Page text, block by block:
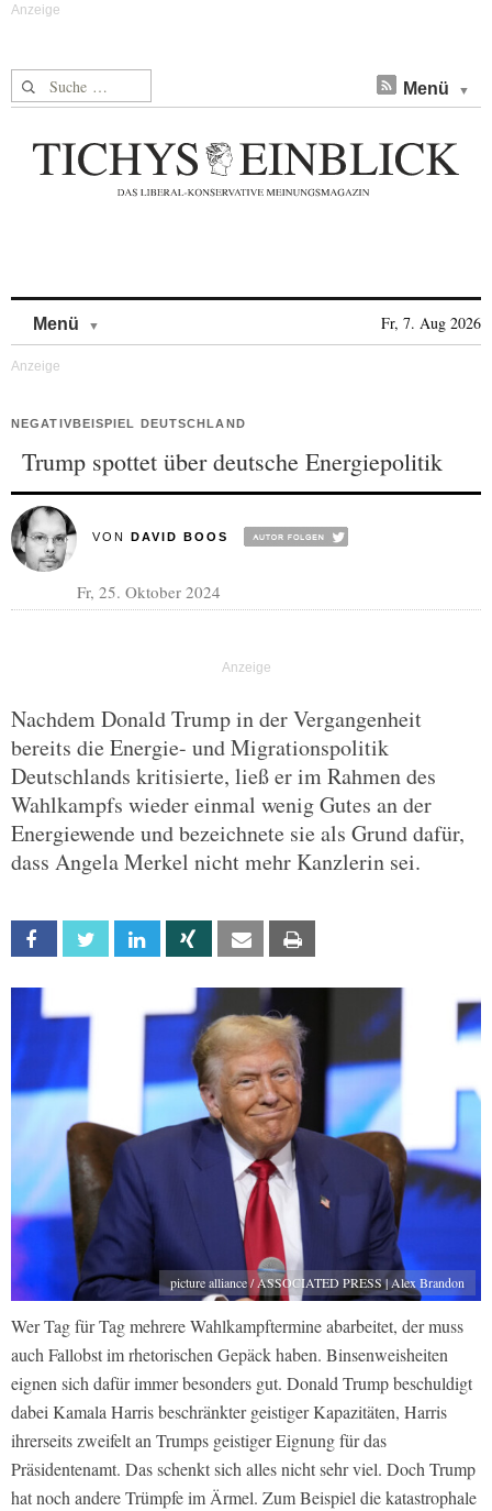
Suche nach: Menü
Menü Fr, 7. Aug 2026
NEGATIVBEISPIEL DEUTSCHLAND
Trump spottet über deutsche Energiepolitik
VON DAVID BOOS
Fr, 25. Oktober 2024
Nachdem Donald Trump in der Vergangenheit
bereits die Energie- und Migrationspolitik
Deutschlands kritisierte, ließ er im Rahmen des
Wahlkampfs wieder einmal wenig Gutes an der
Energiewende und bezeichnete sie als Grund dafür,
dass Angela Merkel nicht mehr Kanzlerin sei.
Facebook Twitter Linkedin Xing Email
picture alliance / ASSOCIATED PRESS | Alex Brandon
Wer Tag für Tag mehrere Wahlkampftermine abarbeitet, der muss
auch Fallobst im rhetorischen Gepäck haben. Binsenweisheiten
eignen sich dafür immer besonders gut. Donald Trump beschuldigt
dabei Kamala Harris beschränkter geistiger Kapazitäten, Harris
ihrerseits zweifelt an Trumps geistiger Eignung für das
Präsidentenamt. Das schenkt sich alles nicht sehr viel. Doch Trump
hat noch andere Trümpfe im Ärmel. Zum Beispiel die katastrophale